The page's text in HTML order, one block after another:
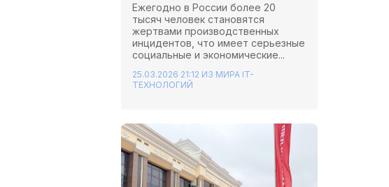
Ежегодно в России более 20
тысяч человек становятся
жертвами производственных
инцидентов, что имеет серьезные
социальные и экономические...
25.03.2026 21:12 ИЗ МИРА IT-
ТЕХНОЛОГИЙ